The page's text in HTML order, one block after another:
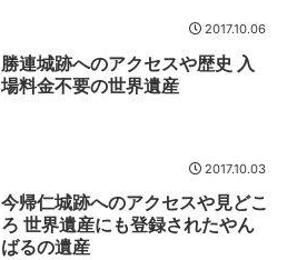
2017.10.06
勝連城跡へのアクセスや歴史 入
場料金不要の世界遺産
2017.10.03
今帰仁城跡へのアクセスや見どこ
ろ 世界遺産にも登録されたやん
ばるの遺産